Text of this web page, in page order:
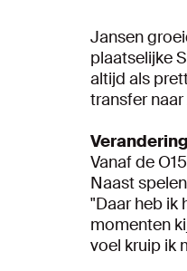
Jansen
plaatselijke
altijd als
transfer
Vanaf de
Naast
"Daar heb ik
momenten
voel kruip ik